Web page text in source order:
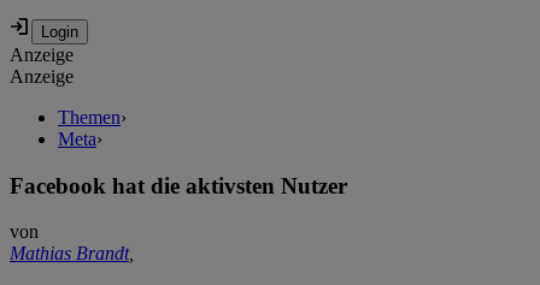
Anzeige
Anzeige
Themen›
Meta›
Facebook hat die aktivsten Nutzer
von
Mathias Brandt,